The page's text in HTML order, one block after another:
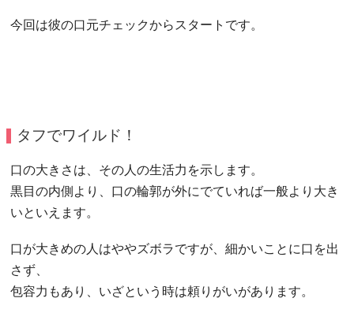
今回は彼の口元チェックからスタートです。
タフでワイルド！
口の大きさは、その人の生活力を示します。
黒目の内側より、口の輪郭が外にでていれば一般より大き
いといえます。
口が大きめの人はややズボラですが、細かいことに口を出
さず、
包容力もあり、いざという時は頼りがいがあります。